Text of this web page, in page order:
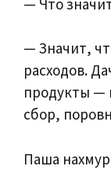
— Значит,
расходов.
продукты —
сбор,
Паша